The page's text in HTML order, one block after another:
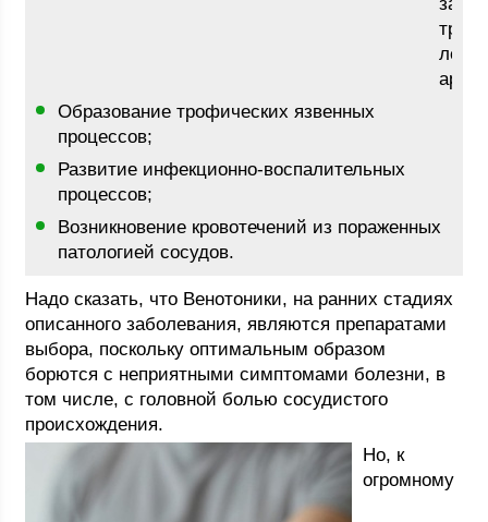
Образование трофических язвенных
процессов;
Развитие инфекционно-воспалительных
процессов;
Возникновение кровотечений из пораженных
патологией сосудов.
Надо сказать, что Венотоники, на ранних стадиях
описанного заболевания, являются препаратами
выбора, поскольку оптимальным образом
борются с неприятными симптомами болезни, в
том числе, с головной болью сосудистого
происхождения.
Но, к
огромному